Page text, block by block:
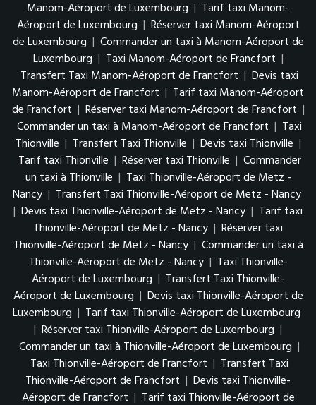
Manom-Aéroport de Luxembourg | Tarif taxi Manom-
Aéroport de Luxembourg | Réserver taxi Manom-Aéroport
de Luxembourg | Commander un taxi à Manom-Aéroport de
Luxembourg | Taxi Manom-Aéroport de Francfort |
Transfert Taxi Manom-Aéroport de Francfort | Devis taxi
Manom-Aéroport de Francfort | Tarif taxi Manom-Aéroport
de Francfort | Réserver taxi Manom-Aéroport de Francfort |
Commander un taxi à Manom-Aéroport de Francfort | Taxi
Thionville | Transfert Taxi Thionville | Devis taxi Thionville |
Tarif taxi Thionville | Réserver taxi Thionville | Commander
un taxi à Thionville | Taxi Thionville-Aéroport de Metz -
Nancy | Transfert Taxi Thionville-Aéroport de Metz - Nancy
| Devis taxi Thionville-Aéroport de Metz - Nancy | Tarif taxi
Thionville-Aéroport de Metz - Nancy | Réserver taxi
Thionville-Aéroport de Metz - Nancy | Commander un taxi à
Thionville-Aéroport de Metz - Nancy | Taxi Thionville-
Aéroport de Luxembourg | Transfert Taxi Thionville-
Aéroport de Luxembourg | Devis taxi Thionville-Aéroport de
Luxembourg | Tarif taxi Thionville-Aéroport de Luxembourg
| Réserver taxi Thionville-Aéroport de Luxembourg |
Commander un taxi à Thionville-Aéroport de Luxembourg |
Taxi Thionville-Aéroport de Francfort | Transfert Taxi
Thionville-Aéroport de Francfort | Devis taxi Thionville-
Aéroport de Francfort | Tarif taxi Thionville-Aéroport de